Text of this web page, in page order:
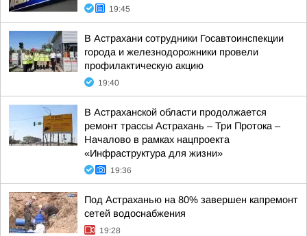
19:45
В Астрахани сотрудники Госавтоинспекции
города и железнодорожники провели
профилактическую акцию
19:40
В Астраханской области продолжается
ремонт трассы Астрахань – Три Протока –
Началово в рамках нацпроекта
«Инфраструктура для жизни»
19:36
Под Астраханью на 80% завершен капремонт
сетей водоснабжения
19:28